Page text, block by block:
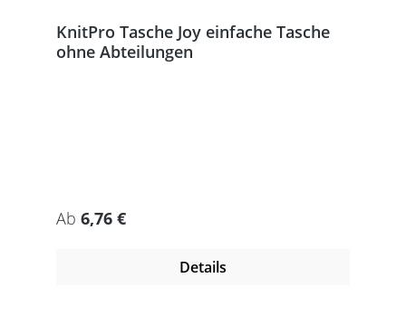
KnitPro Tasche Joy einfache Tasche
ohne Abteilungen
Regulärer Preis:
Ab 6,76 €
Details